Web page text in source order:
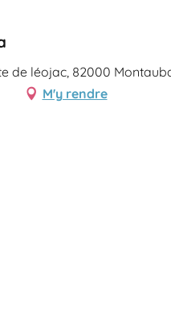
de léojac, 82000
M'y rendre